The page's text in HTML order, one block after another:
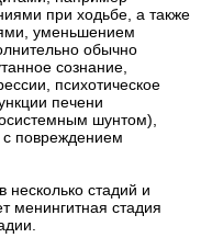
при ходьбе, а также
уменьшением
обычно
сознание,
психотическое
печени
шунтом),
с повреждением
несколько стадий и
менингитная стадия